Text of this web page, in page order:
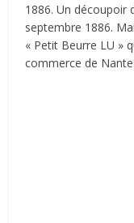
1886. Un découpoir
septembre 1886.
« Petit Beurre LU »
commerce de